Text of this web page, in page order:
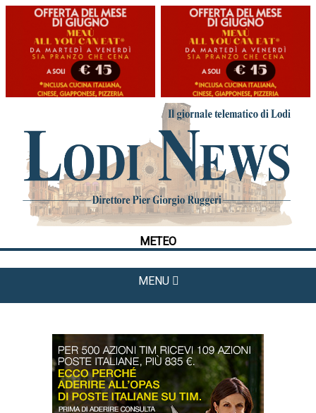
METEO
MENU
HOME
CRONACA
POLITICA
LA FOTO
METEO
CULTURA
DAL TERRITORIO
OROSCOPO
LA PIAZZA
ANIMALI